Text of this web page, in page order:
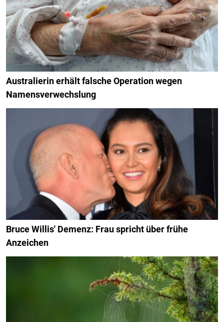
Australierin erhält falsche Operation wegen
Namensverwechslung
Bruce Willis' Demenz: Frau spricht über frühe
Anzeichen